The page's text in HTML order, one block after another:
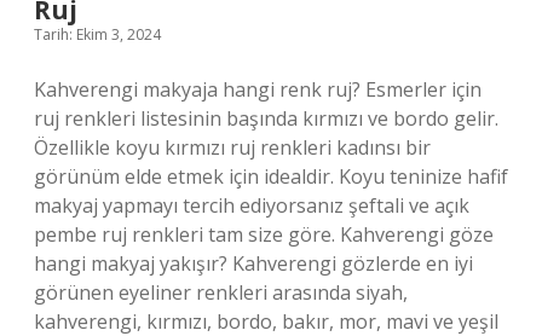
Ruj
Tarih: Ekim 3, 2024
Kahverengi makyaja hangi renk ruj? Esmerler için
ruj renkleri listesinin başında kırmızı ve bordo gelir.
Özellikle koyu kırmızı ruj renkleri kadınsı bir
görünüm elde etmek için idealdir. Koyu teninize hafif
makyaj yapmayı tercih ediyorsanız şeftali ve açık
pembe ruj renkleri tam size göre. Kahverengi göze
hangi makyaj yakışır? Kahverengi gözlerde en iyi
görünen eyeliner renkleri arasında siyah,
kahverengi, kırmızı, bordo, bakır, mor, mavi ve yeşil